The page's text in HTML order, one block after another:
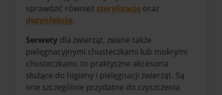
sprawdzić również sterylizację oraz
dezynfekcję.
Serwety dla zwierząt, zwane także
pielęgnacyjnymi chusteczkami lub mokrymi
chusteczkami, to praktyczne akcesoria
służące do higieny i pielęgnacji zwierząt. Są
one szczególnie przydatne do czyszczenia